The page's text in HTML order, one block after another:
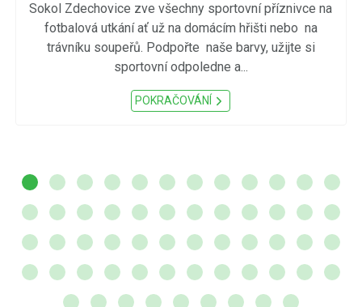
Sokol Zdechovice zve všechny sportovní příznivce na
fotbalová utkání ať už na domácím hřišti nebo na
trávníku soupeřů. Podpořte naše barvy, užijte si
sportovní odpoledne a...
POKRAČOVÁNÍ